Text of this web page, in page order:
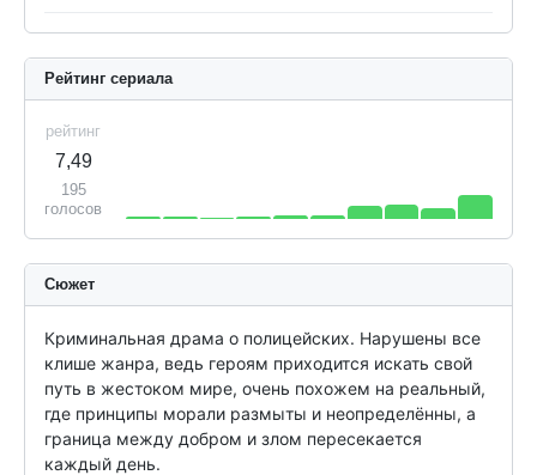
Рейтинг сериала
рейтинг
7,49
195
голосов
Сюжет
Криминальная драма о полицейских. Нарушены все
клише жанра, ведь героям приходится искать свой
путь в жестоком мире, очень похожем на реальный,
где принципы морали размыты и неопределённы, а
граница между добром и злом пересекается
каждый день.